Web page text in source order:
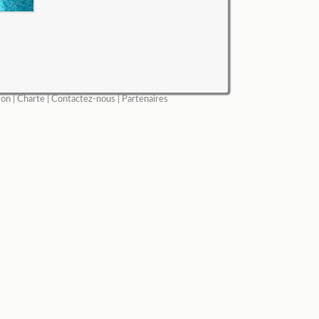
| Charte| Contactez-nous Partenaires